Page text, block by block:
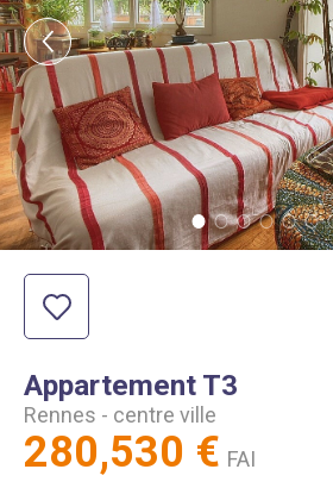
Appartement T3
Rennes - centre ville
280,530 € FAI